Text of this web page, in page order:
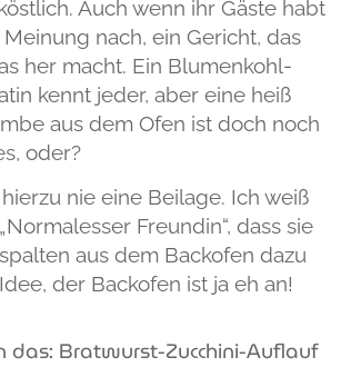
Auch wenn ihr Gäste habt
nach, ein Gericht, das
her macht. Ein Blumenkohl-
kennt jeder, aber eine heiß
aus dem Ofen ist doch noch
oder?
nie eine Beilage. Ich weiß
Freundin“, dass sie
aus dem Backofen dazu
der Backofen ist ja eh an!
das: Bratwurst-Zucchini-Auflauf